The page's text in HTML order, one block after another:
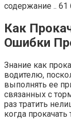
содержание .. 61
Как
Ошибки
Знание как
водителю,
выполнять ее
связанных с
раз тратить
когда